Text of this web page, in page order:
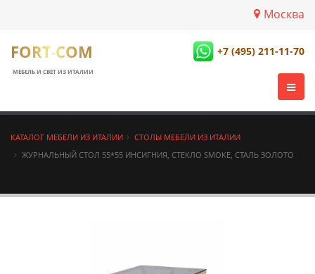
Москва
FORT-COM
МЕБЕЛЬ И СВЕТ ИЗ ИТАЛИИ
+7 (495) 211-11-70
КАТАЛОГ МЕБЕЛИ ИЗ ИТАЛИИ
СТОЛЫ МЕБЕЛИ ИЗ ИТАЛИИ
ЖУРНАЛЬНЫЙ СТОЛ 55*55 ИНСИГНИЯ, СТЕКЛО SMOKE, СТАЛЬ ЗОЛОТО